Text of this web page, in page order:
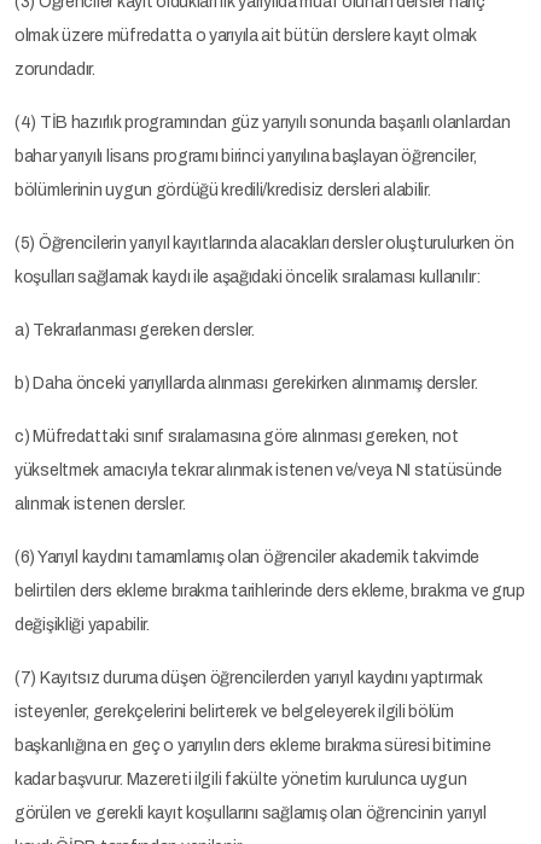
olmak üzere müfredatta o yarıyıla ait bütün derslere kayıt olmak
zorundadır.
(4) TİB hazırlık programından güz yarıyılı sonunda başarılı olanlardan
bahar yarıyılı lisans programı birinci yarıyılına başlayan öğrenciler,
bölümlerinin uygun gördüğü kredili/kredisiz dersleri alabilir.
(5) Öğrencilerin yarıyıl kayıtlarında alacakları dersler oluşturulurken ön
koşulları sağlamak kaydı ile aşağıdaki öncelik sıralaması kullanılır:
a) Tekrarlanması gereken dersler.
b) Daha önceki yarıyıllarda alınması gerekirken alınmamış dersler.
c) Müfredattaki sınıf sıralamasına göre alınması gereken, not
yükseltmek amacıyla tekrar alınmak istenen ve/veya NI statüsünde
alınmak istenen dersler.
(6) Yarıyıl kaydını tamamlamış olan öğrenciler akademik takvimde
belirtilen ders ekleme bırakma tarihlerinde ders ekleme, bırakma ve grup
değişikliği yapabilir.
(7) Kayıtsız duruma düşen öğrencilerden yarıyıl kaydını yaptırmak
isteyenler, gerekçelerini belirterek ve belgeleyerek ilgili bölüm
başkanlığına en geç o yarıyılın ders ekleme bırakma süresi bitimine
kadar başvurur. Mazereti ilgili fakülte yönetim kurulunca uygun
görülen ve gerekli kayıt koşullarını sağlamış olan öğrencinin yarıyıl